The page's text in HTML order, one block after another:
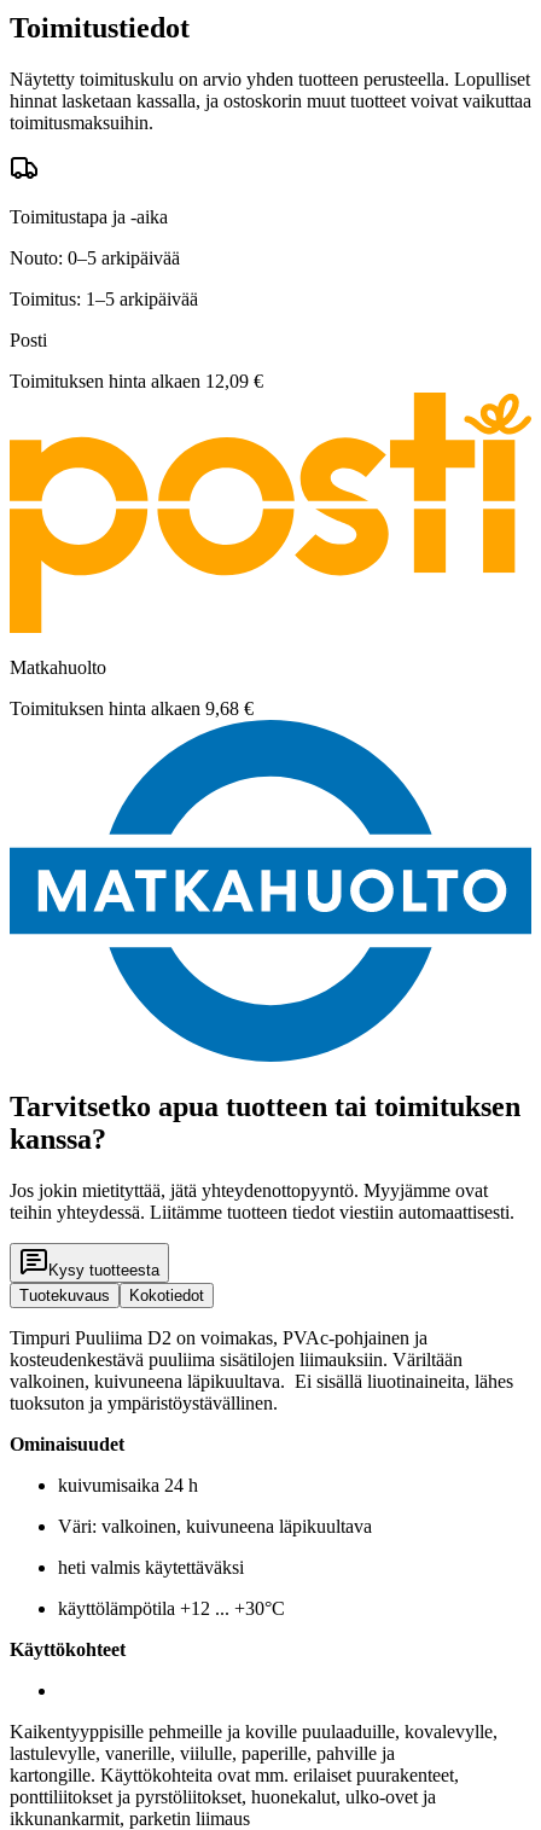
Toimitustiedot
Näytetty toimituskulu on arvio yhden tuotteen perusteella. Lopulliset
hinnat lasketaan kassalla, ja ostoskorin muut tuotteet voivat vaikuttaa
toimitusmaksuihin.
Toimitustapa ja -aika
Nouto: 0–5 arkipäivää
Toimitus: 1–5 arkipäivää
Posti
Toimituksen hinta alkaen 12,09 €
Matkahuolto
Toimituksen hinta alkaen 9,68 €
Tarvitsetko apua tuotteen tai toimituksen
kanssa?
Jos jokin mietityttää, jätä yhteydenottopyyntö. Myyjämme ovat
teihin yhteydessä. Liitämme tuotteen tiedot viestiin automaattisesti.
Kysy tuotteesta
Tuotekuvaus
Kokotiedot
Timpuri Puuliima D2 on voimakas, PVAc-pohjainen ja
kosteudenkestävä puuliima sisätilojen liimauksiin. Väriltään
valkoinen, kuivuneena läpikuultava. Ei sisällä liuotinaineita, lähes
tuoksuton ja ympäristöystävällinen.
Ominaisuudet
kuivumisaika 24 h
Väri: valkoinen, kuivuneena läpikuultava
heti valmis käytettäväksi
käyttölämpötila +12 ... +30°C
Käyttökohteet
Kaikentyyppisille pehmeille ja koville puulaaduille, kovalevylle,
lastulevylle, vanerille, viilulle, paperille, pahville ja
kartongille. Käyttökohteita ovat mm. erilaiset puurakenteet,
ponttiliitokset ja pyrstöliitokset, huonekalut, ulko-ovet ja
ikkunankarmit, parketin liimaus